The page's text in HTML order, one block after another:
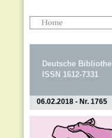
Deutsche
ISSN 1612-7331
06.02.2018 - Nr. 1765